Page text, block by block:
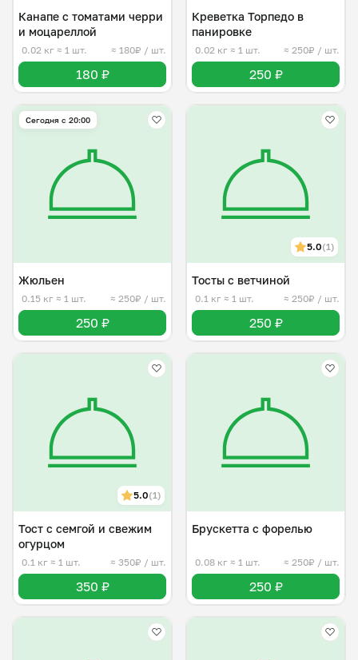
Канапе с томатами черри
и моцареллой
0.02 кг ≈ 1 шт. ≈ 180₽ / шт.
180 ₽
Креветка Торпедо в
панировке
0.02 кг ≈ 1 шт. ≈ 250₽ / шт.
250 ₽
Сегодня с 20:00
Жюльен
0.15 кг ≈ 1 шт. ≈ 250₽ / шт.
250 ₽
5.0(1)
Тосты с ветчиной
0.1 кг ≈ 1 шт. ≈ 250₽ / шт.
250 ₽
5.0(1)
Тост с семгой и свежим
огурцом
0.1 кг ≈ 1 шт. ≈ 350₽ / шт.
350 ₽
Брускетта с форелью
0.08 кг ≈ 1 шт. ≈ 250₽ / шт.
250 ₽